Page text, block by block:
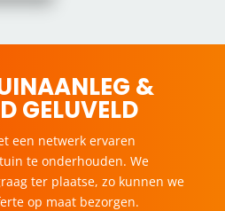
&
GELUVELD
een netwerk ervaren
te onderhouden. We
ter plaatse, zo kunnen we
op maat bezorgen.